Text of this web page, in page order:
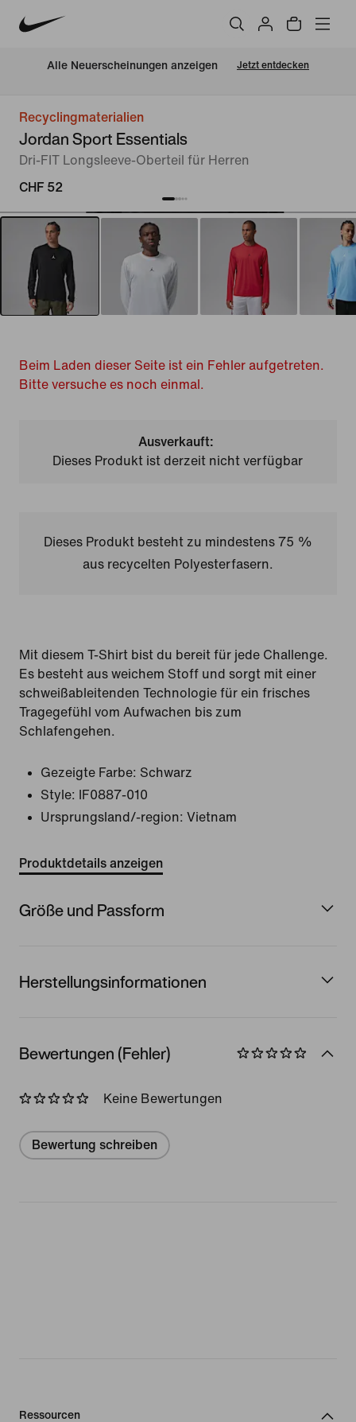
Alle Neuerscheinungen anzeigen Jetzt entdecken
Recyclingmaterialien
Jordan Sport Essentials
Dri-FIT Longsleeve-Oberteil für Herren
CHF 52
Beim Laden dieser Seite ist ein Fehler aufgetreten.
Bitte versuche es noch einmal.
Ausverkauft:
Dieses Produkt ist derzeit nicht verfügbar
Dieses Produkt besteht zu mindestens 75 %
aus recycelten Polyesterfasern.
Mit diesem T-Shirt bist du bereit für jede Challenge.
Es besteht aus weichem Stoff und sorgt mit einer
schweißableitenden Technologie für ein frisches
Tragegefühl vom Aufwachen bis zum
Schlafengehen.
Gezeigte Farbe: Schwarz
Style:
IF0887-010
Ursprungsland/-region: Vietnam
Produktdetails anzeigen
Größe und Passform
Herstellungsinformationen
Bewertungen (Fehler)
Keine Bewertungen
Bewertung schreiben
Ressourcen